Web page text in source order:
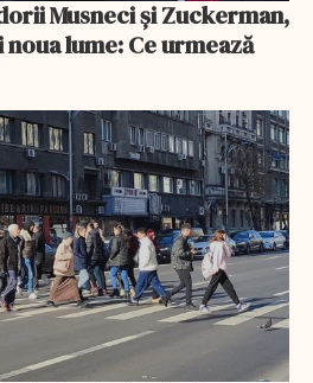
noua lume: Ce urmează